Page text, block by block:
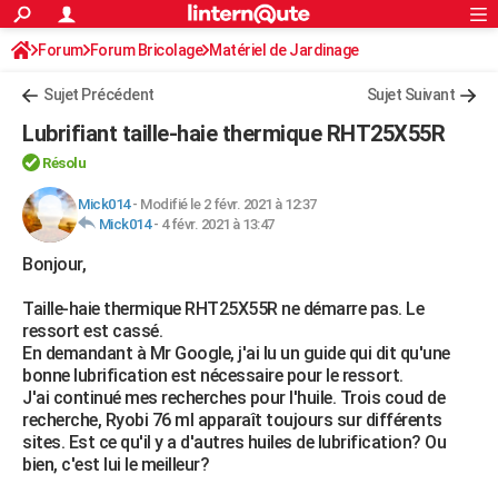
ACTUALITÉS
Politique
Société
Faits Divers
Education
Monde
Villes
+
Programme TV
TNTStreaming
Cinéma
Sorties cinéma
Musique
+FINANCE
Retraite
Impôts
Epargne
Immobilier
Risques naturels par ville
Banque
Assurance
Crédit
AUTO
Essais
Réserver un essai
Citadines
Berlines
SUV
Forum auto
BRICOLAGE
Forum
Aménagement intérieur
Extérieur
Cuisine
Salle de bains
Jardinage
Rangement
WEEK-END
Guides de France
Escapades
Patrimoine
Expositions
Musées
Week-end nature
+LIFESTYLE
Art de vivre
Bien-être
Loisirs
Mode
Modes de vie
SANTE
Alimentation
Guide de la santé
Maladies
Médicaments
Sommeil
S'inscrire
Connexion
Forum Forum Bricolage Matériel de Jardinage
Sujet Précédent Sujet Suivant
Lubrifiant taille-haie thermique RHT25X55R
Résolu
Mick014- Modifié le 2 févr. 2021 à 12:37
Mick014- 4 févr. 2021 à 13:47
Bonjour,
Taille-haie thermique RHT25X55R ne démarre pas. Le
ressort est cassé.
En demandant à Mr Google, j'ai lu un guide qui dit qu'une
bonne lubrification est nécessaire pour le ressort.
J'ai continué mes recherches pour l'huile. Trois coud de
recherche, Ryobi 76 ml apparaît toujours sur différents
sites. Est ce qu'il y a d'autres huiles de lubrification? Ou
bien, c'est lui le meilleur?